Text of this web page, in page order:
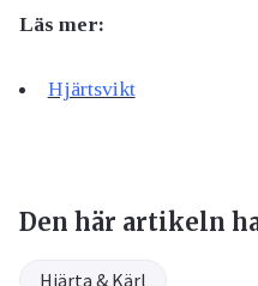
Läs mer:
Hjärtsvikt
Den här artikeln
Hjärta & Kärl